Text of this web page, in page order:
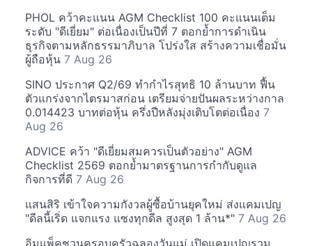
PHOL คว้าคะแนน AGM Checklist 100 คะแนนเต็ม
ระดับ "ดีเยี่ยม" ต่อเนื่องเป็นปีที่ 7 ตอกย้ำการดำเนิน
ธุรกิจตามหลักธรรมาภิบาล โปร่งใส สร้างความเชื่อมั่น
ผู้ถือหุ้น 7 Aug 26
SINO ประกาศ Q2/69 ทำกำไรสุทธิ 10 ล้านบาท ฟื้น
ตัวแกร่งจากไตรมาสก่อน เตรียมจ่ายปันผลระหว่างกาล
0.014423 บาทต่อหุ้น ครึ่งปีหลังมุ่งเติบโตต่อเนื่อง 7
Aug 26
ADVICE คว้า "ดีเยี่ยมสมควรเป็นตัวอย่าง" AGM
Checklist 2569 ตอกย้ำมาตรฐานการกำกับดูแล
กิจการที่ดี 7 Aug 26
แสนสิริ เข้าใจความกังวลผู้ซื้อบ้านยุคใหม่ ส่งแคมเปญ
"ดีลนี้เริ่ด แจกแรง แซงทุกดีล สูงสุด 1 ล้าน*" 7 Aug 26
อิมแพ็คชวนครอบครัวฉลองวันแม่ เปิดแคมเปญรวม